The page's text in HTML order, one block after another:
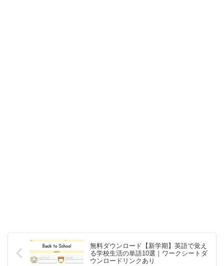
無料ダウンロード【新学期】英語で覚え
る学校生活の単語10選｜ワークシートダ
ウンロードリンクあり